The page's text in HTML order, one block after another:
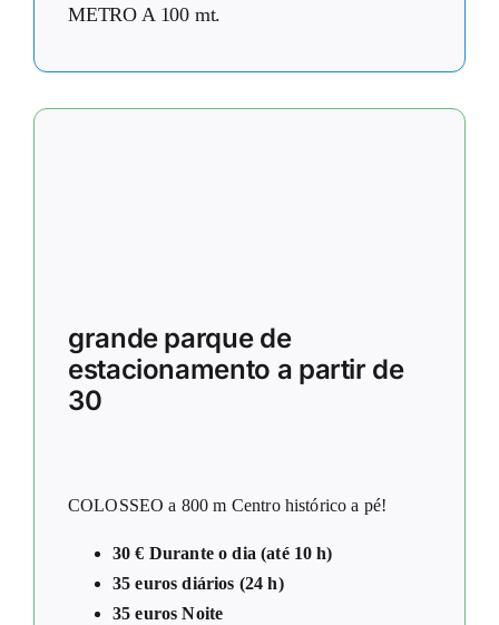
METRO A 100 mt.
grande parque de
estacionamento a partir de
30
COLOSSEO a 800 m Centro histórico a pé!
30 € Durante o dia (até 10 h)
35 euros diários (24 h)
35 euros Noite